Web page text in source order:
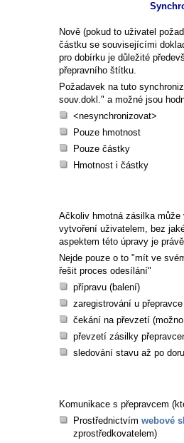
Nově (pokud to uživatel
částku se souvisejícími
pro dobírku je důležité
přepravního štítku.
Požadavek na tuto
souv.dokl." a možné jsou
<nesynchronizovat>
Pouze hmotnost
Pouze částky
Hmotnost i částky
Ačkoliv hmotná zásilka
vytvoření uživatelem, bez
aspektem této úpravy je
Nejde pouze o to "mít ve
řešit proces odesílání"
přípravu (balení)
zaregistrování u
čekání na převzetí
převzetí zásilky
sledování stavu až po
Komunikace s přepravcem
Prostřednictvím webové
zprostředkovatelem)